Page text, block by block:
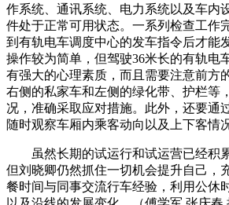
作系统、通讯系统、电力系统以及车内
件处于正常可用状态。一系列检查工作
到有轨电车调度中心的发车指令后才能
操作较为简单，但驾驶36米长的有轨电
有强大的心理素质，而且需要注意前方
右侧的私家车和左侧的绿化带、护栏等
况，准确采取应对措施。此外，还要通
随时观察车厢内乘客动向以及上下客情况
虽然长期的试运行和试运营已经积累
但刘晓卿仍然抓住一切机会提升自己，
餐时间与同事交流行车经验，利用公休